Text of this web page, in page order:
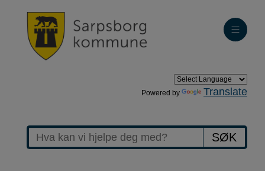
Powered by Translate
SØK